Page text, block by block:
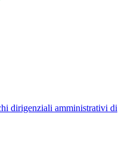
dirigenziali amministrativi di